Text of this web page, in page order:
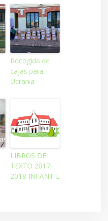
Recogida de
cajas para
Ucrania
LIBROS DE
TEXTO 2017-
2018 INFANTIL